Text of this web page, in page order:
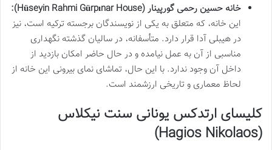
خانه حسین رحمی گورپینار (Hüseyin Rahmi Gürpınar House):
این خانه، که متعلق به یکی از نویسندگان برجسته ترکیه است، نیز
در هیبلی آدا قرار دارد. متأسفانه، در سالیان گذشته نگهداری
مناسبی از آن به عمل نیامده و در حال حاضر امکان بازدید از
داخل آن وجود ندارد. با این حال، تماشای نمای بیرونی این خانه از
لحاظ معماری و تاریخی ارزشمند است.
کلیسای ارتدکس یونانی سنت نیکلاس
(Hagios Nikolaos)